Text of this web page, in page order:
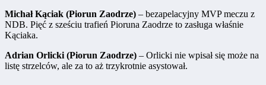
Michał Kąciak (Piorun Zaodrze) – bezapelacyjny MVP meczu z
NDB. Pięć z sześciu trafień Pioruna Zaodrze to zasługa właśnie
Kąciaka.
Adrian Orlicki (Piorun Zaodrze) – Orlicki nie wpisał się może na
listę strzelców, ale za to aż trzykrotnie asystował.